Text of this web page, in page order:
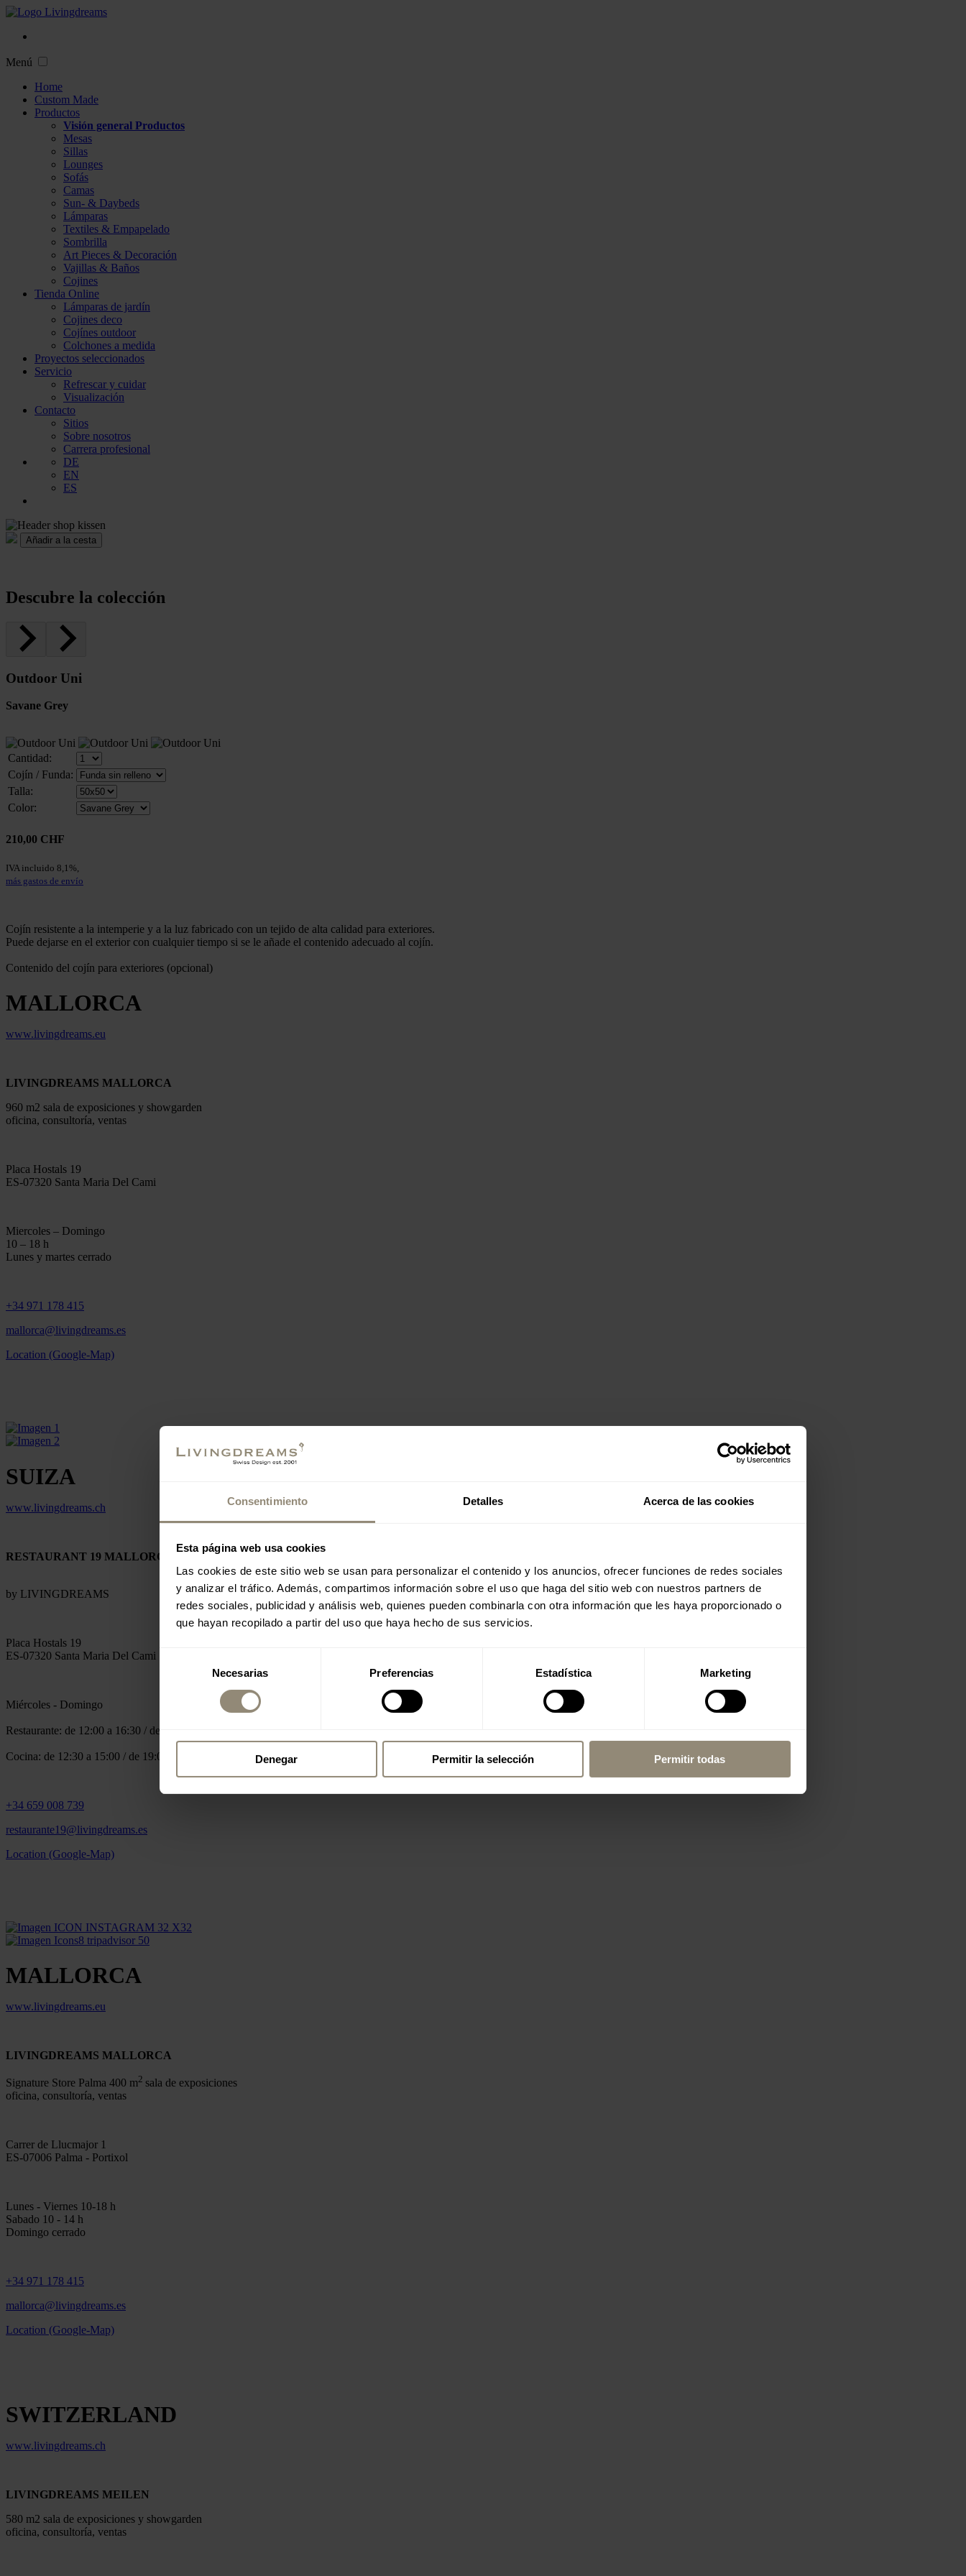
Consentimiento Detalles Acerca de las cookies
Esta página web usa cookies
Las cookies de este sitio web se usan para personalizar el contenido y los anuncios, ofrecer funciones de redes sociales
y analizar el tráfico. Además, compartimos información sobre el uso que haga del sitio web con nuestros partners de
redes sociales, publicidad y análisis web, quienes pueden combinarla con otra información que les haya proporcionado o
que hayan recopilado a partir del uso que haya hecho de sus servicios.
consentimiento
Necesarias Preferencias Estadística Marketing
Denegar Permitir la selección Permitir todas
Menú
Home
Custom Made
Productos
Visión general Productos
Mesas
Sillas
Lounges
Sofás
Camas
Sun- & Daybeds
Lámparas
Textiles & Empapelado
Sombrilla
Art Pieces & Decoración
Vajillas & Baños
Cojines
Tienda Online
Lámparas de jardín
Cojines deco
Cojínes outdoor
Colchones a medida
Proyectos seleccionados
Servicio
Refrescar y cuidar
Visualización
Contacto
Sitios
Sobre nosotros
Carrera profesional
DE
EN
ES
Añadir a la cesta
Descubre la colección
Outdoor Uni
Savane Grey
Cantidad:
Cojín / Funda:
Talla:
Color:
210,00 CHF
IVA incluido 8,1%,
más gastos de envío
Cojín resistente a la intemperie y a la luz fabricado con un tejido de alta calidad para exteriores.
Puede dejarse en el exterior con cualquier tiempo si se le añade el contenido adecuado al cojín.
Contenido del cojín para exteriores (opcional)
MALLORCA
www.livingdreams.eu
LIVINGDREAMS MALLORCA
960 m2 sala de exposiciones y showgarden
oficina, consultoría, ventas
Placa Hostals 19
ES-07320 Santa Maria Del Cami
Miercoles – Domingo
10 – 18 h
Lunes y martes cerrado
+34 971 178 415
mallorca@livingdreams.es
Location (Google-Map)
SUIZA
www.livingdreams.ch
RESTAURANT 19 MALLORCA
by LIVINGDREAMS
Placa Hostals 19
ES-07320 Santa Maria Del Cami
Miércoles - Domingo
Restaurante: de 12:00 a 16:30 / de 18:30 a 24:00
Cocina: de 12:30 a 15:00 / de 19:00 a 22:30
+34 659 008 739
restaurante19@livingdreams.es
Location (Google-Map)
MALLORCA
www.livingdreams.eu
LIVINGDREAMS MALLORCA
Signature Store Palma 400 m2 sala de exposiciones
oficina, consultoría, ventas
Carrer de Llucmajor 1
ES-07006 Palma - Portixol
Lunes - Viernes 10-18 h
Sabado 10 - 14 h
Domingo cerrado
+34 971 178 415
mallorca@livingdreams.es
Location (Google-Map)
SWITZERLAND
www.livingdreams.ch
LIVINGDREAMS MEILEN
580 m2 sala de exposiciones y showgarden
oficina, consultoría, ventas